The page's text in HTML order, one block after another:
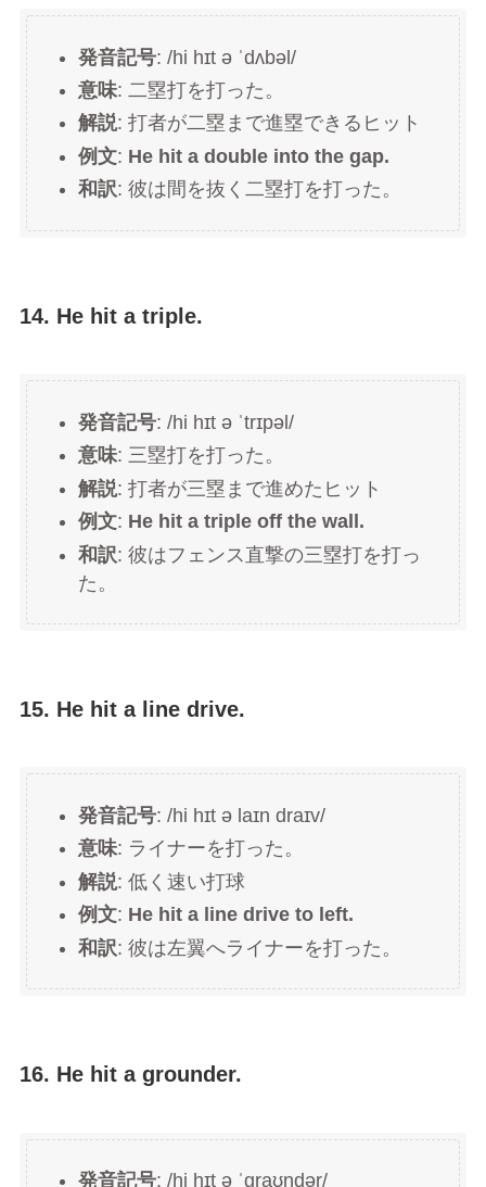
発音記号: /hi hɪt ə ˈdʌbəl/
意味: 二塁打を打った。
解説: 打者が二塁まで進塁できるヒット
例文: He hit a double into the gap.
和訳: 彼は間を抜く二塁打を打った。
14. He hit a triple.
発音記号: /hi hɪt ə ˈtrɪpəl/
意味: 三塁打を打った。
解説: 打者が三塁まで進めたヒット
例文: He hit a triple off the wall.
和訳: 彼はフェンス直撃の三塁打を打っ
た。
15. He hit a line drive.
発音記号: /hi hɪt ə laɪn draɪv/
意味: ライナーを打った。
解説: 低く速い打球
例文: He hit a line drive to left.
和訳: 彼は左翼へライナーを打った。
16. He hit a grounder.
発音記号: /hi hɪt ə ˈɡraʊndər/